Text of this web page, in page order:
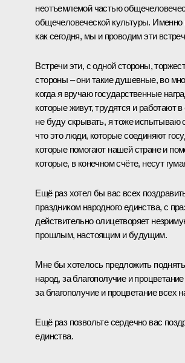
неотъемлемой частью
общечеловеческой культуры. Именно
как сегодня, мы и проводим эти
Встречи эти, с одной стороны,
стороны – они такие душевные, во
когда я вручаю государственные
которые живут, трудятся и работают
не буду скрывать, я тоже испытываю
что это люди, которые соединяют
которые помогают нашей стране и
которые, в конечном счёте, несут
Ещё раз хотел бы вас всех
праздником народного единства, с
действительно олицетворяет
прошлым, настоящим и будущим.
Мне бы хотелось предложить
народ, за благополучие и
за благополучие и процветание всех
Ещё раз позвольте сердечно вас
единства.